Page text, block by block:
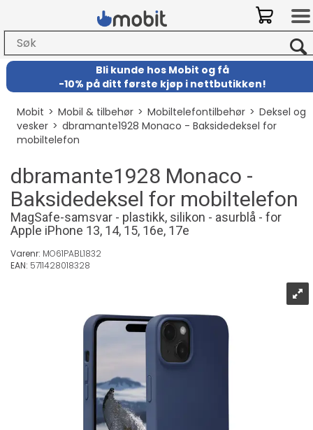
Bli kunde hos Mobit og få
-10% på ditt første kjøp i nettbutikken!
Mobit>Mobil & tilbehør>Mobiltelefontilbehør>Deksel og
vesker>dbramante1928 Monaco - Baksidedeksel for
mobiltelefon
dbramante1928 Monaco -
Baksidedeksel for mobiltelefon
MagSafe-samsvar - plastikk, silikon - asurblå - for
Apple iPhone 13, 14, 15, 16e, 17e
Varenr: MO61PABL1832
EAN: 5711428018328